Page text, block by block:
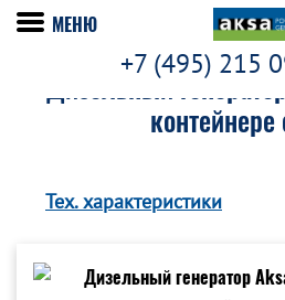
+7 (495) 215
МЕНЮ
Дизельный
Тех. характеристики